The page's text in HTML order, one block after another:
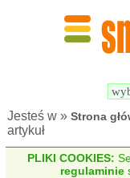
Jesteś w »Strona
artykuł
PLIKI COOKIES:
regulaminie